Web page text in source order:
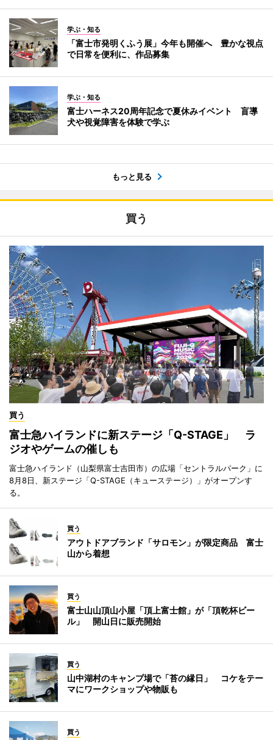
学ぶ・知る
「富士市発明くふう展」今年も開催へ 豊かな視点
で日常を便利に、作品募集
学ぶ・知る
富士ハーネス20周年記念で夏休みイベント 盲導
犬や視覚障害を体験で学ぶ
もっと見る
買う
買う
富士急ハイランドに新ステージ「Q-STAGE」 ラ
ジオやゲームの催しも
富士急ハイランド（山梨県富士吉田市）の広場「セントラルパーク」に
8月8日、新ステージ「Q-STAGE（キューステージ）」がオープンす
る。
買う
アウトドアブランド「サロモン」が限定商品 富士
山から着想
買う
富士山山頂山小屋「頂上富士館」が「頂乾杯ビー
ル」 開山日に販売開始
買う
山中湖村のキャンプ場で「苔の縁日」 コケをテー
マにワークショップや物販も
買う